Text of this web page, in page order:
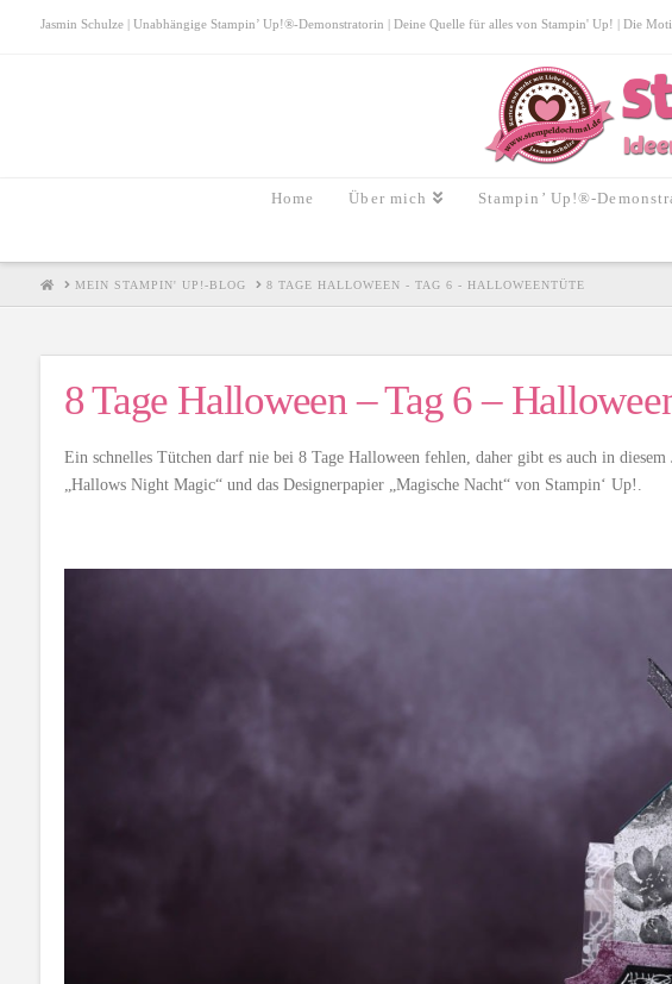
Jasmin Schulze | Unabhängige Stampin’ Up!®-Demonstratorin | Deine Quelle für alles von Stampin' Up! | Die
Home Über mich Stampin’ Up!®-
HOMEMEIN STAMPIN' UP!-BLOG 8 TAGE HALLOWEEN - TAG 6 - HALLOWEENTÜTE
8 Tage Halloween – Tag 6 –
Ein schnelles Tütchen darf nie bei 8 Tage Halloween fehlen, daher gibt es auch in
„Hallows Night Magic“ und das Designerpapier „Magische Nacht“ von Stampin‘ Up!.